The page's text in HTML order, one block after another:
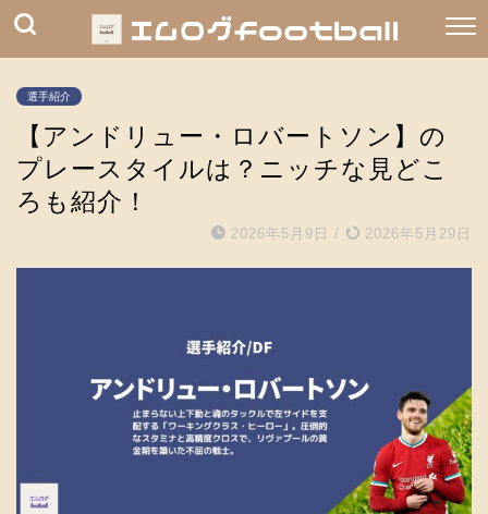
選手紹介
【アンドリュー・ロバートソン】の
プレースタイルは？ニッチな見どこ
ろも紹介！
2026年5月9日 / 2026年5月29日